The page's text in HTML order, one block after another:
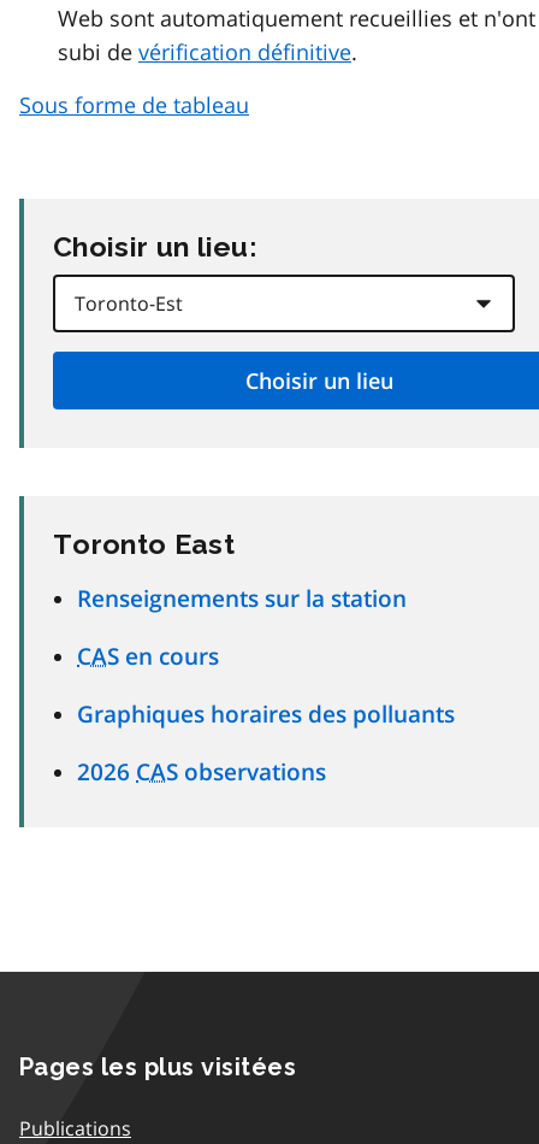
Web sont automatiquement recueillies et
subi de vérification définitive.
Sous forme de tableau
Choisir un lieu:
Toronto East
Renseignements sur la station
CAS en cours
Graphiques horaires des polluants
2026 CAS observations
Pages les plus visitées
Publications